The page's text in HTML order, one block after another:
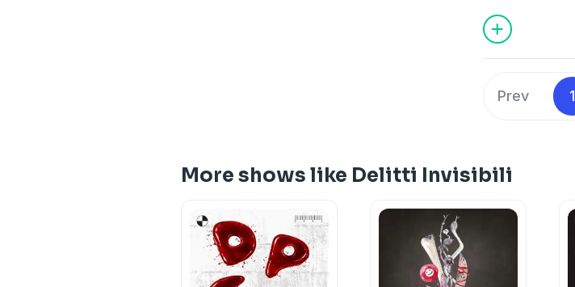
susseguono
e propria
sentenza finale.
Prev 1
More shows like Delitti Invisibili